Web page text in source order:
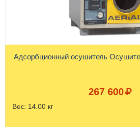
Адсорбционный осушитель
267 600
Вес: 14.00 кг